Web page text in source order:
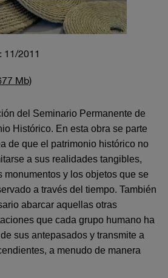
11/2011
Mb)
del Seminario Permanente de
Histórico. En esta obra se parte
de que el patrimonio histórico no
a sus realidades tangibles,
monumentos y los objetos que se
a través del tiempo. También
abarcar aquellas otras
que cada grupo humano ha
sus antepasados y transmite a
a menudo de manera